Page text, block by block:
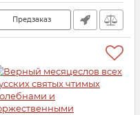
Предзаказ